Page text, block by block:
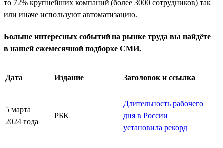
то 72% крупнейших компаний (более 3000 сотрудников) так
или иначе используют автоматизацию.
Больше интересных событий на рынке труда вы найдёте
в нашей ежемесячной подборке СМИ.
Дата Издание Заголовок и ссылка
5 марта
2024 года
РБК
Длительность рабочего
дня в России
установила рекорд